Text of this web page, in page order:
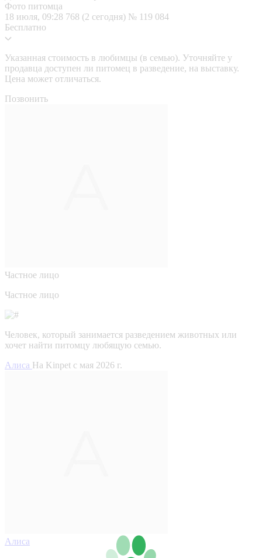
Фото питомца
18 июля, 09:28 768 (2 сегодня) № 119 084
Бесплатно
Указанная стоимость в любимцы (в семью). Уточняйте у
продавца доступен ли питомец в разведение, на выставку.
Цена может отличаться.
Позвонить
Частное лицо
Частное лицо
Человек, который занимается разведением животных или
хочет найти питомцу любящую семью.
Алиса На Kinpet c мая 2026 г.
Алиса